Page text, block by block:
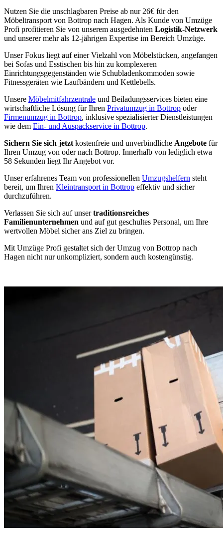
Nutzen Sie die unschlagbaren Preise ab nur 26€ für den
Möbeltransport von Bottrop nach Hagen. Als Kunde von Umzüge
Profi profitieren Sie von unserem ausgedehnten Logistik-Netzwerk
und unserer mehr als 12-jährigen Expertise im Bereich Umzüge.
Unser Fokus liegt auf einer Vielzahl von Möbelstücken, angefangen
bei Sofas und Esstischen bis hin zu komplexeren
Einrichtungsgegenständen wie Schubladenkommoden sowie
Fitnessgeräten wie Laufbändern und Kettlebells.
Unsere Möbelmitfahrzentrale und Beiladungsservices bieten eine
wirtschaftliche Lösung für Ihren Privatumzug in Bottrop oder
Firmenumzug in Bottrop, inklusive spezialisierter Dienstleistungen
wie dem Ein- und Auspackservice in Bottrop.
Sichern Sie sich jetzt kostenfreie und unverbindliche Angebote für
Ihren Umzug von oder nach Bottrop. Innerhalb von lediglich etwa
58 Sekunden liegt Ihr Angebot vor.
Unser erfahrenes Team von professionellen Umzugshelfern steht
bereit, um Ihren Kleintransport in Bottrop effektiv und sicher
durchzuführen.
Verlassen Sie sich auf unsertraditionsreiches
Familienunternehmen und auf gut geschultes Personal, um Ihre
wertvollen Möbel sicher ans Ziel zu bringen.
Mit Umzüge Profi gestaltet sich der Umzug von Bottrop nach
Hagen nicht nur unkompliziert, sondern auch kostengünstig.